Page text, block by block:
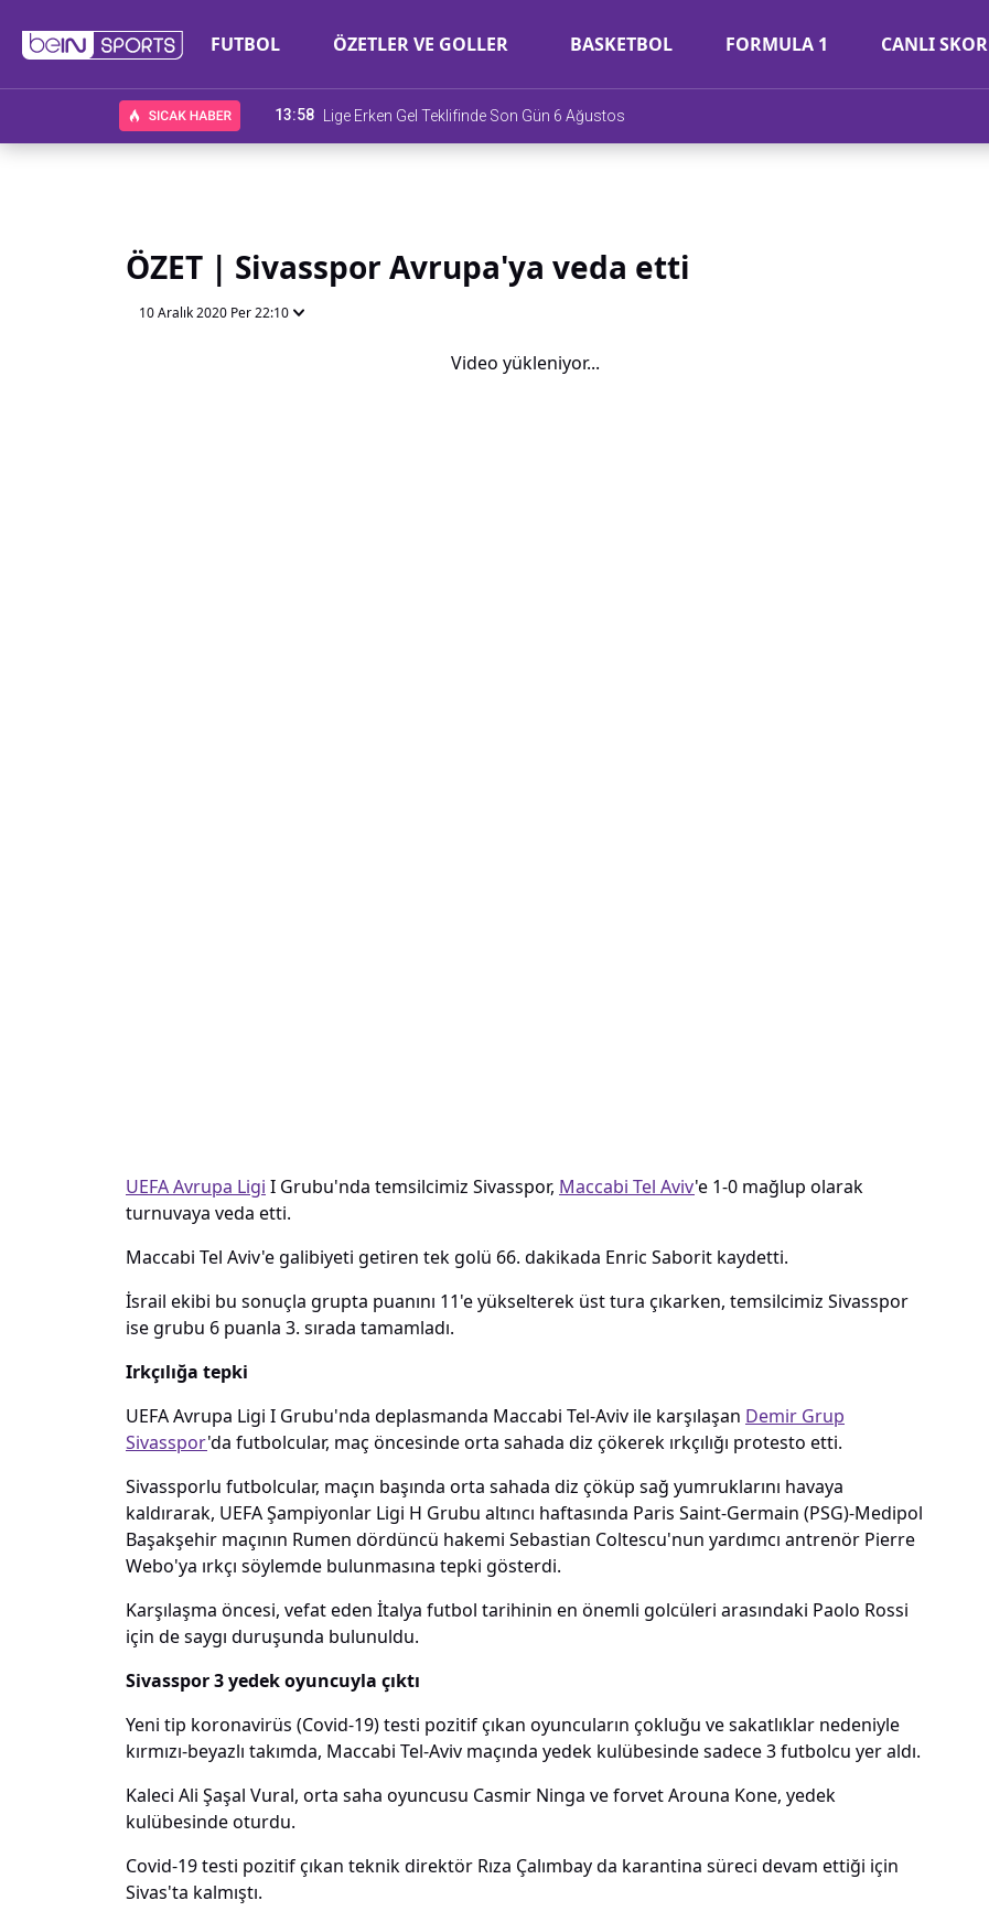
FUTBOL ÖZETLER VE GOLLER BASKETBOL FORMULA 1 CANLI SKOR
13:58 Lige Erken Gel Teklifinde Son Gün 6 Ağustos
ÖZET | Sivasspor Avrupa'ya veda etti
10 Aralık 2020 Per 22:10
Video yükleniyor...
UEFA Avrupa Ligi I Grubu'nda temsilcimiz Sivasspor, Maccabi Tel Aviv'e 1-0 mağlup olarak
turnuvaya veda etti.
Maccabi Tel Aviv'e galibiyeti getiren tek golü 66. dakikada Enric Saborit kaydetti.
İsrail ekibi bu sonuçla grupta puanını 11'e yükselterek üst tura çıkarken, temsilcimiz Sivasspor
ise grubu 6 puanla 3. sırada tamamladı.
Irkçılığa tepki
UEFA Avrupa Ligi I Grubu'nda deplasmanda Maccabi Tel-Aviv ile karşılaşan Demir Grup
Sivasspor'da futbolcular, maç öncesinde orta sahada diz çökerek ırkçılığı protesto etti.
Sivassporlu futbolcular, maçın başında orta sahada diz çöküp sağ yumruklarını havaya
kaldırarak, UEFA Şampiyonlar Ligi H Grubu altıncı haftasında Paris Saint-Germain (PSG)-Medipol
Başakşehir maçının Rumen dördüncü hakemi Sebastian Coltescu'nun yardımcı antrenör Pierre
Webo'ya ırkçı söylemde bulunmasına tepki gösterdi.
Karşılaşma öncesi, vefat eden İtalya futbol tarihinin en önemli golcüleri arasındaki Paolo Rossi
için de saygı duruşunda bulunuldu.
Sivasspor 3 yedek oyuncuyla çıktı
Yeni tip koronavirüs (Covid-19) testi pozitif çıkan oyuncuların çokluğu ve sakatlıklar nedeniyle
kırmızı-beyazlı takımda, Maccabi Tel-Aviv maçında yedek kulübesinde sadece 3 futbolcu yer aldı.
Kaleci Ali Şaşal Vural, orta saha oyuncusu Casmir Ninga ve forvet Arouna Kone, yedek
kulübesinde oturdu.
Covid-19 testi pozitif çıkan teknik direktör Rıza Çalımbay da karantina süreci devam ettiği için
Sivas'ta kalmıştı.